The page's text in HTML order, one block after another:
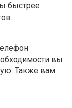
быстрее
вы
Также вам